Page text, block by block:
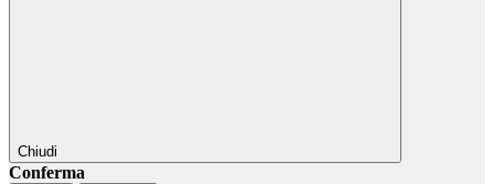
Chiudi
Conferma